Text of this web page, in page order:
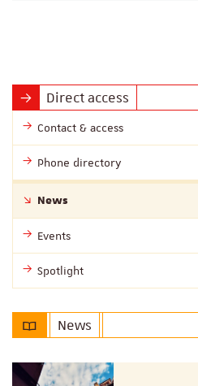
Direct access
Contact & access
Phone directory
News
Events
Spotlight
News